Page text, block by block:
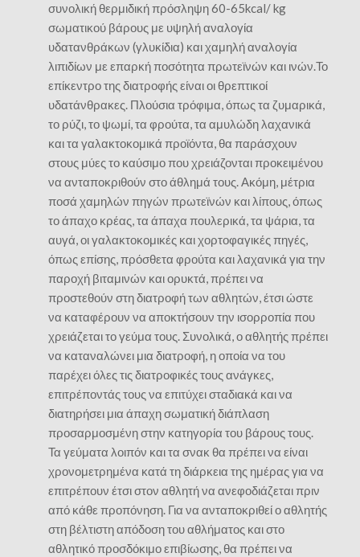
συνολική θερμιδική πρόσληψη 60-65kcal/ kg
σωματικού βάρους με υψηλή αναλογία
υδατανθράκων (γλυκίδια) και χαμηλή αναλογία
λιπιδίων με επαρκή ποσότητα πρωτεϊνών και ινών.Το
επίκεντρο της διατροφής είναι οι θρεπτικοί
υδατάνθρακες. Πλούσια τρόφιμα, όπως τα ζυμαρικά,
το ρύζι, το ψωμί, τα φρούτα, τα αμυλώδη λαχανικά
και τα γαλακτοκομικά προϊόντα, θα παράσχουν
στους μύες το καύσιμο που χρειάζονται προκειμένου
να ανταποκριθούν στο άθλημά τους. Ακόμη, μέτρια
ποσά χαμηλών πηγών πρωτεϊνών και λίπους, όπως
το άπαχο κρέας, τα άπαχα πουλερικά, τα ψάρια, τα
αυγά, οι γαλακτοκομικές και χορτοφαγικές πηγές,
όπως επίσης, πρόσθετα φρούτα και λαχανικά για την
παροχή βιταμινών και ορυκτά, πρέπει να
προστεθούν στη διατροφή των αθλητών, έτσι ώστε
να καταφέρουν να αποκτήσουν την ισορροπία που
χρειάζεται το γεύμα τους. Συνολικά, ο αθλητής πρέπει
να καταναλώνει μια διατροφή, η οποία να του
παρέχει όλες τις διατροφικές τους ανάγκες,
επιτρέποντάς τους να επιτύχει σταδιακά και να
διατηρήσει μια άπαχη σωματική διάπλαση
προσαρμοσμένη στην κατηγορία του βάρους τους.
Τα γεύματα λοιπόν και τα σνακ θα πρέπει να είναι
χρονομετρημένα κατά τη διάρκεια της ημέρας για να
επιτρέπουν έτσι στον αθλητή να ανεφοδιάζεται πριν
από κάθε προπόνηση. Για να ανταποκριθεί ο αθλητής
στη βέλτιστη απόδοση του αθλήματος και στο
αθλητικό προσδόκιμο επιβίωσης, θα πρέπει να